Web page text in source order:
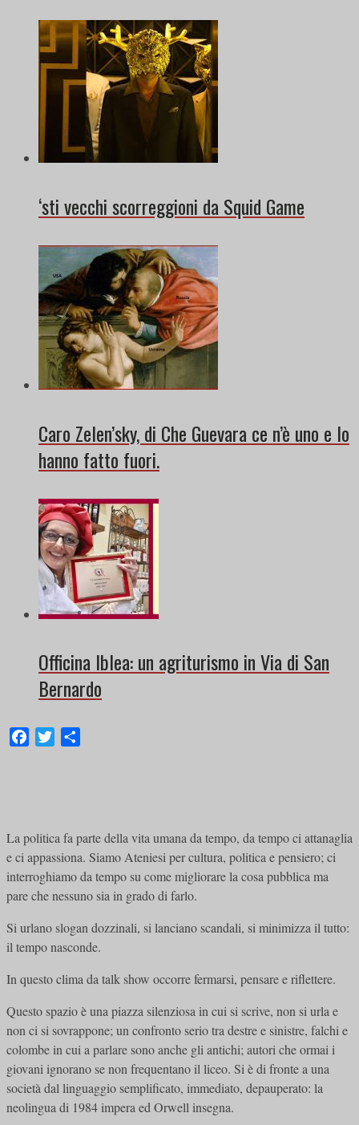
‘sti vecchi scorreggioni da Squid Game
Caro Zelen’sky, di Che Guevara ce n’è uno e lo
hanno fatto fuori.
Officina Iblea: un agriturismo in Via di San
Bernardo
Facebook
Twitter
La politica fa parte della vita umana da tempo, da tempo ci attanaglia
e ci appassiona. Siamo Ateniesi per cultura, politica e pensiero; ci
interroghiamo da tempo su come migliorare la cosa pubblica ma
pare che nessuno sia in grado di farlo.
Si urlano slogan dozzinali, si lanciano scandali, si minimizza il tutto:
il tempo nasconde.
In questo clima da talk show occorre fermarsi, pensare e riflettere.
Questo spazio è una piazza silenziosa in cui si scrive, non si urla e
non ci si sovrappone; un confronto serio tra destre e sinistre, falchi e
colombe in cui a parlare sono anche gli antichi; autori che ormai i
giovani ignorano se non frequentano il liceo. Si è di fronte a una
società dal linguaggio semplificato, immediato, depauperato: la
neolingua di 1984 impera ed Orwell insegna.